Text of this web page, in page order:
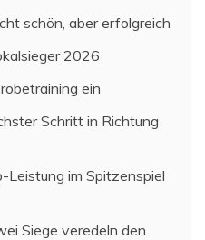
schön, aber erfolgreich
2026
ein
Schritt in Richtung
Leistung im Spitzenspiel
Siege veredeln den